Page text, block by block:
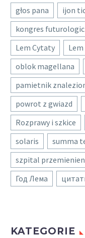
głos pana ijon
kongres
Lem Cytaty
oblok magellana
pamietnik
powrot z gwiazd
Rozprawy i szkice
solaris
summa
szpital
Год Лема
KATEGORIE